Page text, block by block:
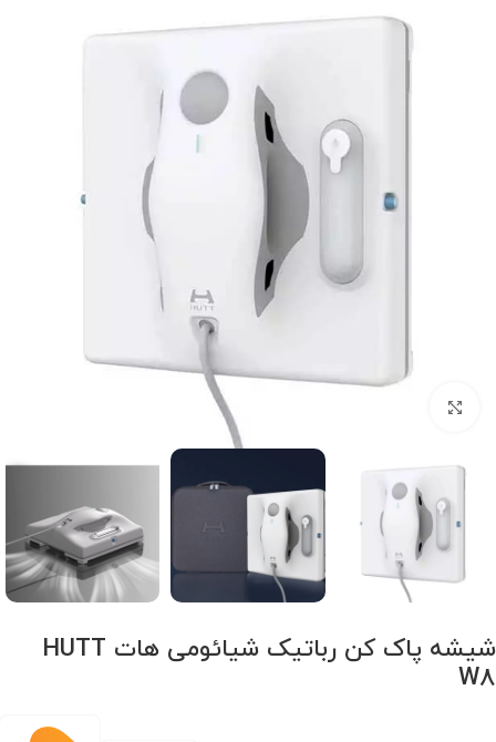
شیشه پاک کن رباتیک شیائومی هات HUTT
W8